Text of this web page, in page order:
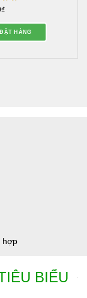
hạng
₫
ĐẶT HÀNG
hợp
BIỂU